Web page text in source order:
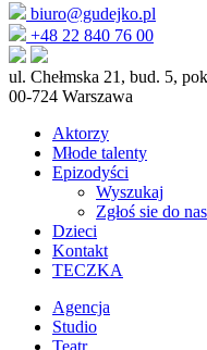
biuro@gudejko.pl
+48 22 840 76 00
ul. Chełmska 21, bud. 5,
00-724 Warszawa
Aktorzy
Młode talenty
Epizodyści
Wyszukaj
Zgłoś sie do nas
Dzieci
Kontakt
TECZKA
Agencja
Studio
Teatr